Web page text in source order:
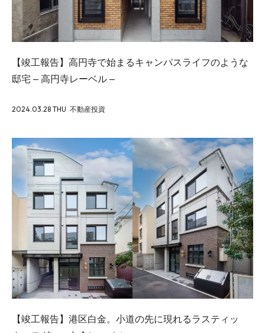
【竣工報告】高円寺で始まるキャンパスライフのような
邸宅 – 高円寺レーベル –
2024.03.28 THU 不動産投資
【竣工報告】港区白金。小道の先に現れるラスティッ